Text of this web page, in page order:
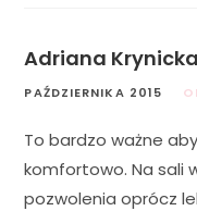
Adriana
PAŹDZIERNIKA 2015
To bardzo ważne
komfortowo. Na sali
pozwolenia oprócz